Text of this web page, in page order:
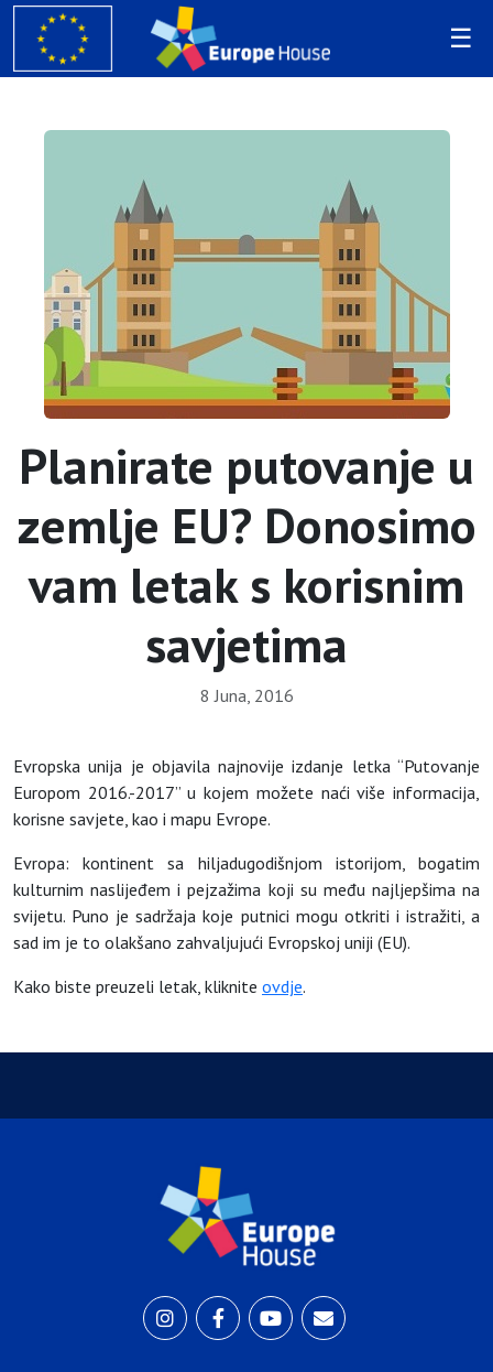
Planirate putovanje u
zemlje EU? Donosimo
vam letak s korisnim
savjetima
8 Juna, 2016
Evropska unija je objavila najnovije izdanje letka “Putovanje
Europom 2016.-2017” u kojem možete naći više informacija,
korisne savjete, kao i mapu Evrope.
Evropa: kontinent sa hiljadugodišnjom istorijom, bogatim
kulturnim naslijeđem i pejzažima koji su među najljepšima na
svijetu. Puno je sadržaja koje putnici mogu otkriti i istražiti, a
sad im je to olakšano zahvaljujući Evropskoj uniji (EU).
Kako biste preuzeli letak, kliknite ovdje.